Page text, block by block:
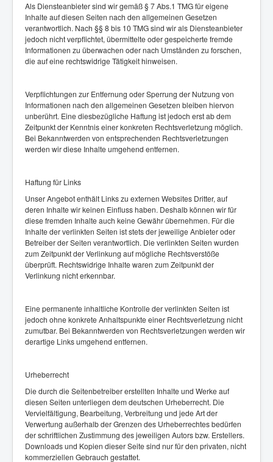
Als Diensteanbieter sind wir gemäß § 7 Abs.1 TMG für eigene
Inhalte auf diesen Seiten nach den allgemeinen Gesetzen
verantwortlich. Nach §§ 8 bis 10 TMG sind wir als Diensteanbieter
jedoch nicht verpflichtet, übermittelte oder gespeicherte fremde
Informationen zu überwachen oder nach Umständen zu forschen,
die auf eine rechtswidrige Tätigkeit hinweisen.
Verpflichtungen zur Entfernung oder Sperrung der Nutzung von
Informationen nach den allgemeinen Gesetzen bleiben hiervon
unberührt. Eine diesbezügliche Haftung ist jedoch erst ab dem
Zeitpunkt der Kenntnis einer konkreten Rechtsverletzung möglich.
Bei Bekanntwerden von entsprechenden Rechtsverletzungen
werden wir diese Inhalte umgehend entfernen.
Haftung für Links
Unser Angebot enthält Links zu externen Websites Dritter, auf
deren Inhalte wir keinen Einfluss haben. Deshalb können wir für
diese fremden Inhalte auch keine Gewähr übernehmen. Für die
Inhalte der verlinkten Seiten ist stets der jeweilige Anbieter oder
Betreiber der Seiten verantwortlich. Die verlinkten Seiten wurden
zum Zeitpunkt der Verlinkung auf mögliche Rechtsverstöße
überprüft. Rechtswidrige Inhalte waren zum Zeitpunkt der
Verlinkung nicht erkennbar.
Eine permanente inhaltliche Kontrolle der verlinkten Seiten ist
jedoch ohne konkrete Anhaltspunkte einer Rechtsverletzung nicht
zumutbar. Bei Bekanntwerden von Rechtsverletzungen werden wir
derartige Links umgehend entfernen.
Urheberrecht
Die durch die Seitenbetreiber erstellten Inhalte und Werke auf
diesen Seiten unterliegen dem deutschen Urheberrecht. Die
Vervielfältigung, Bearbeitung, Verbreitung und jede Art der
Verwertung außerhalb der Grenzen des Urheberrechtes bedürfen
der schriftlichen Zustimmung des jeweiligen Autors bzw. Erstellers.
Downloads und Kopien dieser Seite sind nur für den privaten, nicht
kommerziellen Gebrauch gestattet.